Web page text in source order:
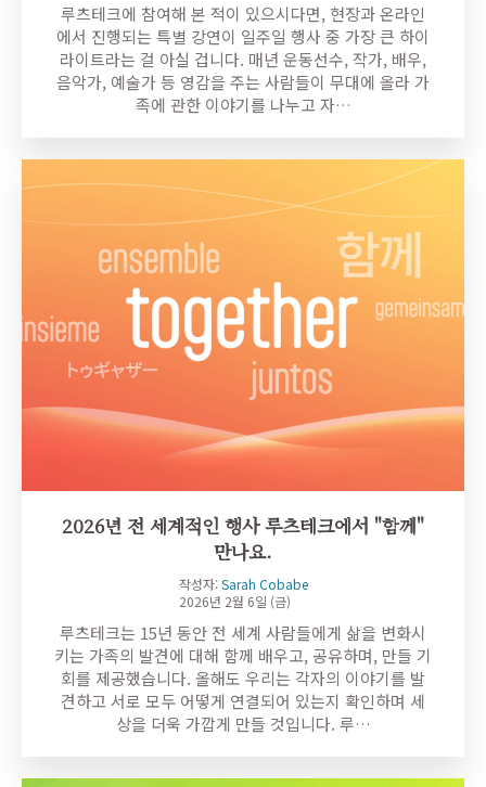
루츠테크에 참여해 본 적이 있으시다면, 현장과 온라인
에서 진행되는 특별 강연이 일주일 행사 중 가장 큰 하이
라이트라는 걸 아실 겁니다. 매년 운동선수, 작가, 배우,
음악가, 예술가 등 영감을 주는 사람들이 무대에 올라 가
족에 관한 이야기를 나누고 자…
2026년 전 세계적인 행사 루츠테크에서 "함께"
만나요.
작성자:Sarah Cobabe
2026년 2월 6일 (금)
루츠테크는 15년 동안 전 세계 사람들에게 삶을 변화시
키는 가족의 발견에 대해 함께 배우고, 공유하며, 만들 기
회를 제공했습니다. 올해도 우리는 각자의 이야기를 발
견하고 서로 모두 어떻게 연결되어 있는지 확인하며 세
상을 더욱 가깝게 만들 것입니다. 루…